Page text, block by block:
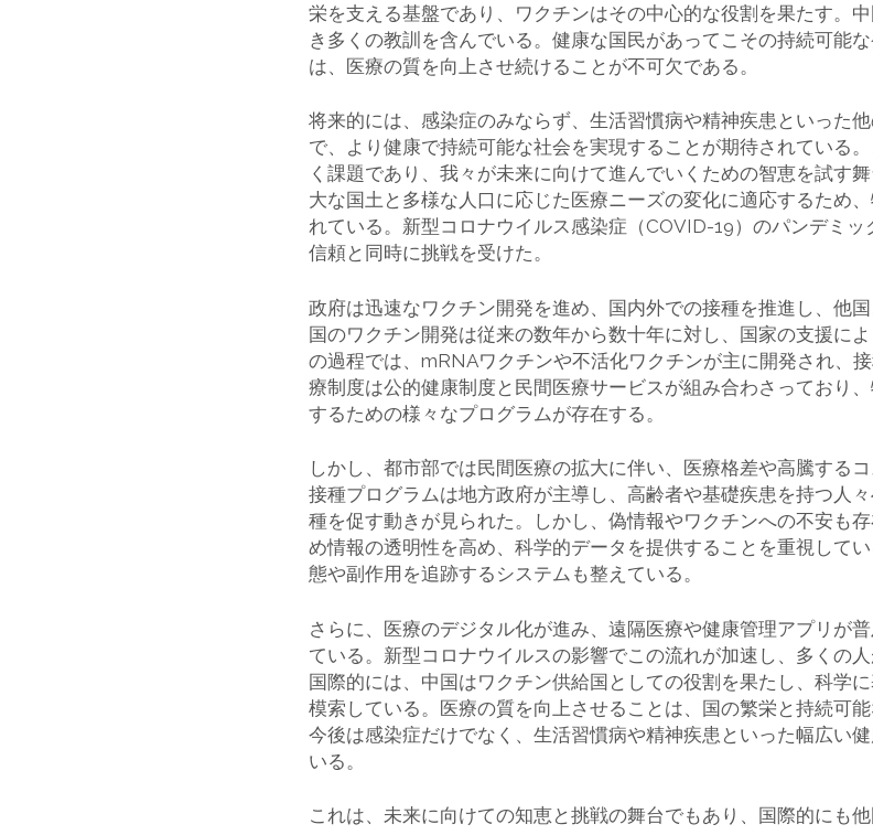
栄を支える基盤であり、ワクチンはその中心的な役割を果たす。
き多くの教訓を含んでいる。健康な国民があってこその持続可能
は、医療の質を向上させ続けることが不可欠である。
将来的には、感染症のみならず、生活習慣病や精神疾患といった
で、より健康で持続可能な社会を実現することが期待されている
く課題であり、我々が未来に向けて進んでいくための智恵を試す
大な国土と多様な人口に応じた医療ニーズの変化に適応するため
れている。新型コロナウイルス感染症（COVID-19）のパンデミ
信頼と同時に挑戦を受けた。
政府は迅速なワクチン開発を進め、国内外での接種を推進し、他
国のワクチン開発は従来の数年から数十年に対し、国家の支援に
の過程では、mRNAワクチンや不活化ワクチンが主に開発され、
療制度は公的健康制度と民間医療サービスが組み合わさっており
するための様々なプログラムが存在する。
しかし、都市部では民間医療の拡大に伴い、医療格差や高騰する
接種プログラムは地方政府が主導し、高齢者や基礎疾患を持つ人
種を促す動きが見られた。しかし、偽情報やワクチンへの不安も
め情報の透明性を高め、科学的データを提供することを重視して
態や副作用を追跡するシステムも整えている。
さらに、医療のデジタル化が進み、遠隔医療や健康管理アプリが
ている。新型コロナウイルスの影響でこの流れが加速し、多くの
国際的には、中国はワクチン供給国としての役割を果たし、科学
模索している。医療の質を向上させることは、国の繁栄と持続可
今後は感染症だけでなく、生活習慣病や精神疾患といった幅広い
いる。
これは、未来に向けての知恵と挑戦の舞台でもあり、国際的にも